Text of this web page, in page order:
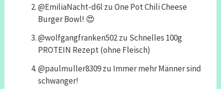
@EmiliaNacht-d6l zuOne Pot Chili Cheese
Burger Bowl! 😍
@wolfgangfranken502zu Schnelles 100g
PROTEIN Rezept (ohne Fleisch)
@paulmuller8309zu Immer mehr Männer sind
schwanger!